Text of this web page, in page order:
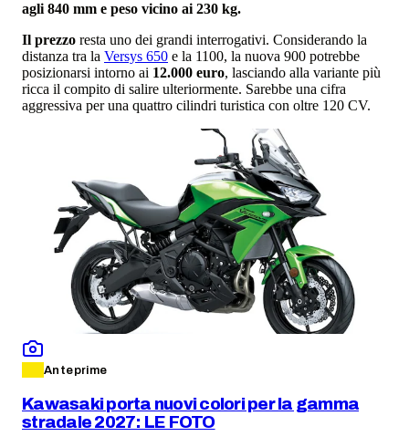
agli 840 mm e peso vicino ai 230 kg.
Il prezzo resta uno dei grandi interrogativi. Considerando la
distanza tra la Versys 650 e la 1100, la nuova 900 potrebbe
posizionarsi intorno ai 12.000 euro, lasciando alla variante più
ricca il compito di salire ulteriormente. Sarebbe una cifra
aggressiva per una quattro cilindri turistica con oltre 120 CV.
Anteprime
Kawasaki porta nuovi colori per la gamma
stradale 2027: LE FOTO